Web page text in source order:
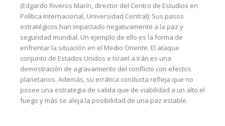
(Edgardo Riveros Marín, director del Centro de Estudios en
Política Internacional, Universidad Central): Sus pasos
estratégicos han impactado negativamente a la paz y
seguridad mundial. Un ejemplo de ello es la forma de
enfrentar la situación en el Medio Oriente. El ataque
conjunto de Estados Unidos e Israel a Irán es una
demostración de agravamiento del conflicto con efectos
planetarios. Además, su errática conducta refleja que no
posee una estrategia de salida que de viabilidad a un alto el
fuego y más se aleja la posibilidad de una paz estable.